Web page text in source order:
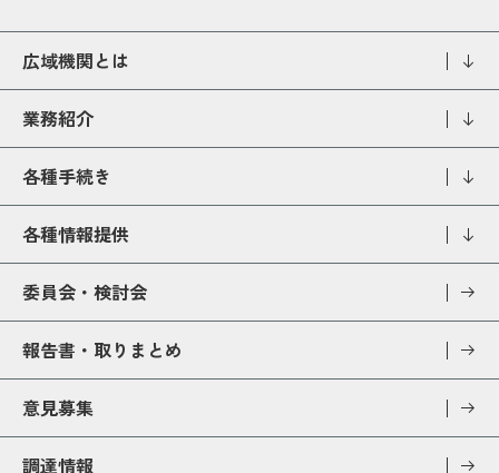
広域機関とは
業務紹介
各種手続き
各種情報提供
委員会・検討会
報告書・取りまとめ
意見募集
調達情報